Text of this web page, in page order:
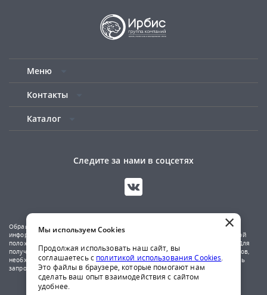
Меню
Контакты
Каталог
Следите за нами в соцсетях
Обращаем ваше внимание на то, что данный сайт носит исключительно
информационный характер и не является публичной офертой, определяемой
положениями Статьи 437(2) Гражданского кодекса Российской Федерации. Для
получения подробной информации о наличии и стоимости указанных товаров,
необходимо обратиться к менеджерам компании по телефону или отправить
запрос на почтовый адрес указанный в контактах.
×
Мы используем Cookies
Продолжая использовать наш сайт, вы
соглашаетесь с политикой использования Cookies.
Это файлы в браузере, которые помогают нам
сделать ваш опыт взаимодействия с сайтом
удобнее.